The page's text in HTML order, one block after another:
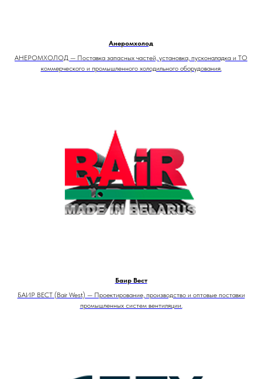
Анеромхолод
АНЕРОМХОЛОД — Поставка запасных частей, установка, пусконаладка и ТО
коммерческого и промышленного холодильного оборудования.
Баир Вест
БАИР ВЕСТ (Bair West) — Проектирование, производство и оптовые поставки
промышленных систем вентиляции.